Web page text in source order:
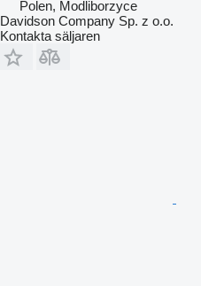
Polen, Modliborzyce
Davidson Company Sp. z o.o.
Kontakta säljaren